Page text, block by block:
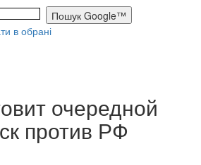
в обрані
очередной
против РФ